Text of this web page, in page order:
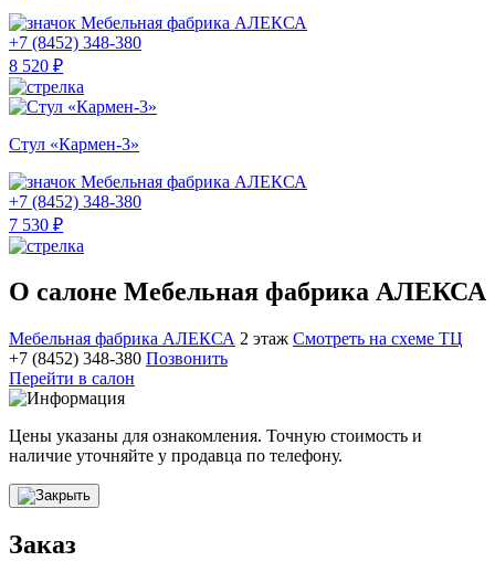
Мебельная фабрика АЛЕКСА
+7 (8452) 348-380
8 520 ₽
Стул «Кармен-3»
Мебельная фабрика АЛЕКСА
+7 (8452) 348-380
7 530 ₽
О салоне Мебельная фабрика АЛЕКСА
Мебельная фабрика АЛЕКСА 2 этаж Смотреть на схеме ТЦ
+7 (8452) 348-380 Позвонить
Перейти в салон
Цены указаны для ознакомления. Точную стоимость и
наличие уточняйте у продавца по телефону.
Заказ